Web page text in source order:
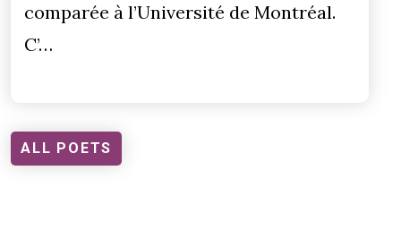
comparée à l’Université de Montréal.
C’…
ALL POETS